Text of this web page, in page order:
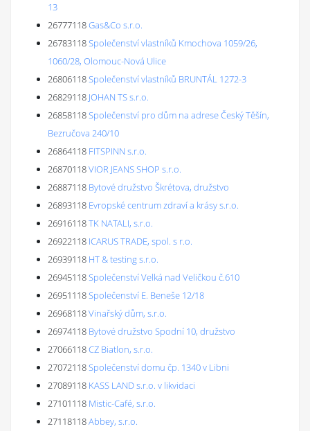
13
26777118Gas&Co s.r.o.
26783118Společenství vlastníků Kmochova 1059/26,
1060/28, Olomouc-Nová Ulice
26806118Společenství vlastníků BRUNTÁL 1272-3
26829118 JOHAN TS s.r.o.
26858118Společenství pro dům na adrese Český Těšín,
Bezručova 240/10
26864118 FITSPINN s.r.o.
26870118VIOR JEANS SHOP s.r.o.
26887118 Bytové družstvo Škrétova, družstvo
26893118 Evropské centrum zdraví a krásy s.r.o.
26916118TK NATALI, s.r.o.
26922118 ICARUS TRADE, spol. s r.o.
26939118 HT & testing s.r.o.
26945118Společenství Velká nad Veličkou č.610
26951118Společenství E. Beneše 12/18
26968118Vinařský dům, s.r.o.
26974118 Bytové družstvo Spodní 10, družstvo
27066118CZ Biatlon, s.r.o.
27072118Společenství domu čp. 1340 v Libni
27089118 KASS LAND s.r.o. v likvidaci
27101118 Mistic-Café, s.r.o.
27118118Abbey, s.r.o.